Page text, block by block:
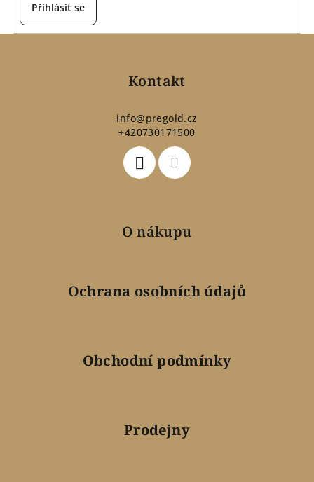
Přihlásit se
Kontakt
info@pregold.cz
+420730171500
O nákupu
Ochrana osobních údajů
Obchodní podmínky
Prodejny